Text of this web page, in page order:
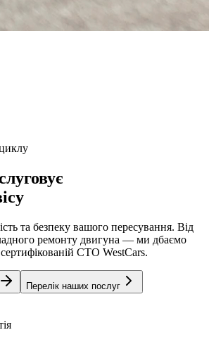
та безпеку вашого пересування. Від
ремонту двигуна — ми дбаємо
СТО WestCars.
Перелік наших послуг